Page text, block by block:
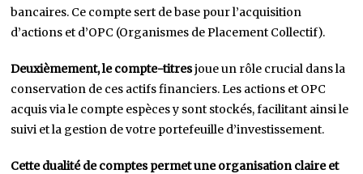
bancaires. Ce compte sert de base pour l’acquisition
d’actions et d’OPC (Organismes de Placement Collectif).
Deuxièmement, le compte-titresjoue un rôle crucial dans la
conservation de ces actifs financiers. Les actions et OPC
acquis via le compte espèces y sont stockés, facilitant ainsi le
suivi et la gestion de votre portefeuille d’investissement.
Cette dualité de comptes permet une organisation claire et